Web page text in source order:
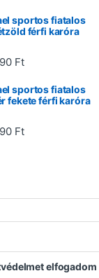
sportos fiatalos
férfi karóra
Ft
sportos fiatalos
fekete férfi karóra
Ft
elfogadom